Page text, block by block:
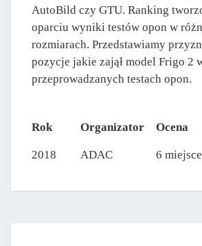
AutoBild czy GTU. Ranking
oparciu wyniki testów opon w
rozmiarach. Przedstawiamy
pozycje jakie zajął model Frigo 2
przeprowadzanych testach opon.
Rok Organizator Ocena
2018 ADAC 6 miejsce